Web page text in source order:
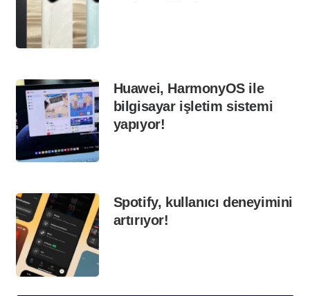
Huawei, HarmonyOS ile
bilgisayar işletim sistemi
yapıyor!
Spotify, kullanıcı deneyimini
artırıyor!